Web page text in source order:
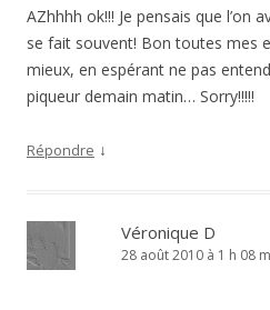
AZhhhh ok!!! Je pensais que l’on
se fait souvent! Bon toutes mes
mieux, en espérant ne pas
piqueur demain matin… Sorry!!!!!
Répondre ↓
Véronique D
28 août 2010 à 1 h 08